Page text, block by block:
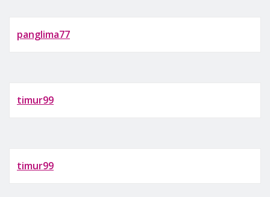
panglima77
timur99
timur99